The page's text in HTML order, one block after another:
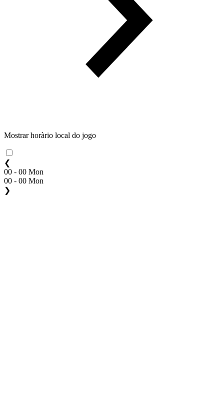
Mostrar horàrio local do jogo
❮
00 - 00 Mon
00 - 00 Mon
❯